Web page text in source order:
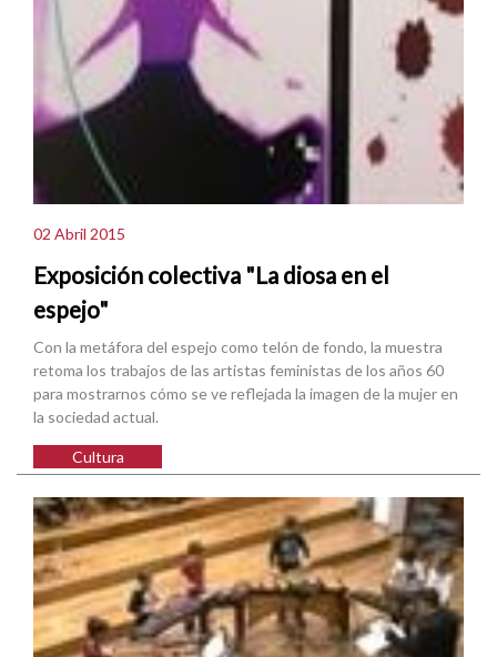
02 Abril 2015
Exposición colectiva "La diosa en el
espejo"
Con la metáfora del espejo como telón de fondo, la muestra
retoma los trabajos de las artistas feministas de los años 60
para mostrarnos cómo se ve reflejada la imagen de la mujer en
la sociedad actual.
Cultura